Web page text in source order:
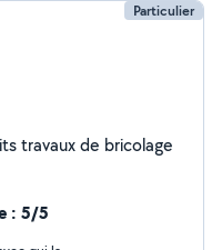
Particulier
administratifs Petits travaux de bricolage
: 5/5